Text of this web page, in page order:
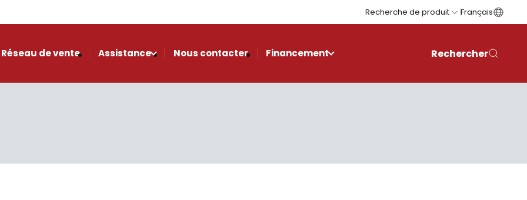
Recherche de produit Français
Réseau de vente Assistance Nous contacter Financement Rechercher